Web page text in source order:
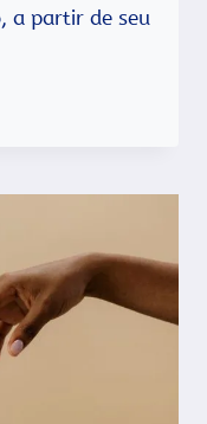
a partir de seu